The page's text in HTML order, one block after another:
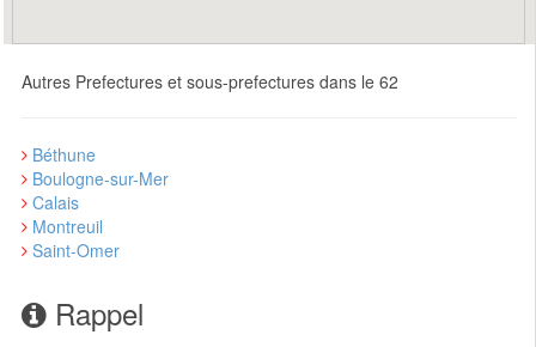
Autres Prefectures et sous-prefectures dans le 62
Béthune
Boulogne-sur-Mer
Calais
Montreuil
Saint-Omer
Rappel